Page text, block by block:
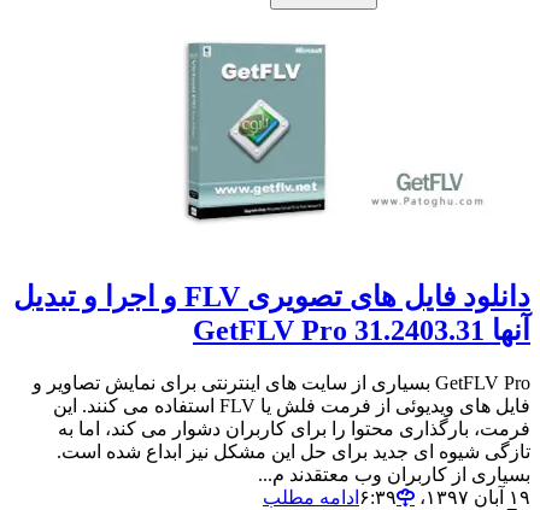
دانلود فایل های تصویری FLV و اجرا و تبدیل
آنها GetFLV Pro 31.2403.31
GetFLV Pro بسیاری از سایت های اینترنتی برای نمایش تصاویر و
فایل های ویدیوئی از فرمت فلش یا FLV استفاده می کنند. این
فرمت، بارگذاری محتوا را برای کاربران دشوار می کند، اما به
تازگی شیوه ای جدید برای حل این مشکل نیز ابداع شده است.
بسیاری از کاربران وب معتقدند م...
۱۹ آبان ۱۳۹۷،‏ ۶:۳۹
ادامه مطلب